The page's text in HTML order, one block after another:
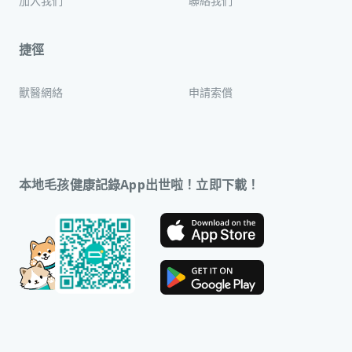
捷徑
獸醫網絡 申請索償
本地毛孩健康記錄App出世啦！立即下載！